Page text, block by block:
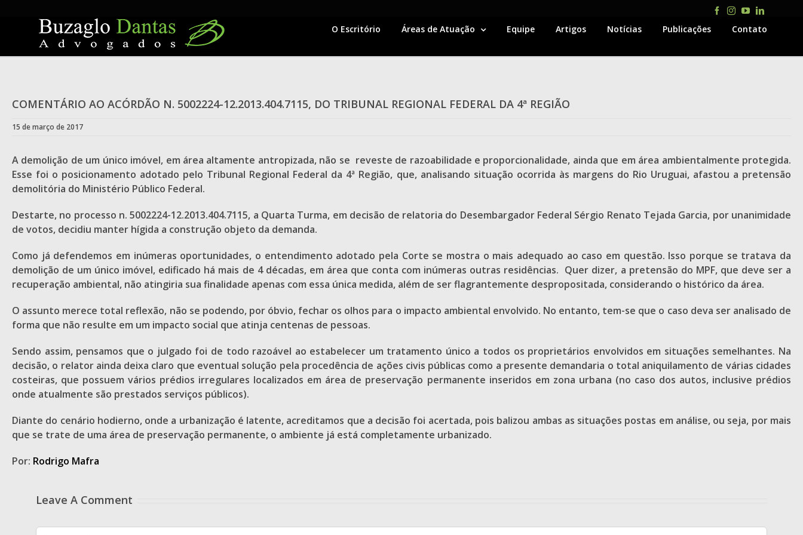
Facebook
Instagram
YouTubeLinkedIn
O Escritório Áreas de Atuação Equipe Artigos Notícias Publicações Contato
COMENTÁRIO AO ACÓRDÃO N. 5002224-12.2013.404.7115, DO TRIBUNAL REGIONAL FEDERAL DA 4ª REGIÃO
15 de março de 2017
A demolição de um único imóvel, em área altamente antropizada, não se reveste de razoabilidade e proporcionalidade, ainda que em área ambientalmente protegida.
Esse foi o posicionamento adotado pelo Tribunal Regional Federal da 4ª Região, que, analisando situação ocorrida às margens do Rio Uruguai, afastou a pretensão
demolitória do Ministério Público Federal.
Destarte, no processo n. 5002224-12.2013.404.7115, a Quarta Turma, em decisão de relatoria do Desembargador Federal Sérgio Renato Tejada Garcia, por unanimidade
de votos, decidiu manter hígida a construção objeto da demanda.
Como já defendemos em inúmeras oportunidades, o entendimento adotado pela Corte se mostra o mais adequado ao caso em questão. Isso porque se tratava da
demolição de um único imóvel, edificado há mais de 4 décadas, em área que conta com inúmeras outras residências. Quer dizer, a pretensão do MPF, que deve ser a
recuperação ambiental, não atingiria sua finalidade apenas com essa única medida, além de ser flagrantemente despropositada, considerando o histórico da área.
O assunto merece total reflexão, não se podendo, por óbvio, fechar os olhos para o impacto ambiental envolvido. No entanto, tem-se que o caso deva ser analisado de
forma que não resulte em um impacto social que atinja centenas de pessoas.
Sendo assim, pensamos que o julgado foi de todo razoável ao estabelecer um tratamento único a todos os proprietários envolvidos em situações semelhantes. Na
decisão, o relator ainda deixa claro que eventual solução pela procedência de ações civis públicas como a presente demandaria o total aniquilamento de várias cidades
costeiras, que possuem vários prédios irregulares localizados em área de preservação permanente inseridos em zona urbana (no caso dos autos, inclusive prédios
onde atualmente são prestados serviços públicos).
Diante do cenário hodierno, onde a urbanização é latente, acreditamos que a decisão foi acertada, pois balizou ambas as situações postas em análise, ou seja, por mais
que se trate de uma área de preservação permanente, o ambiente já está completamente urbanizado.
Por: Rodrigo Mafra
Leave A Comment